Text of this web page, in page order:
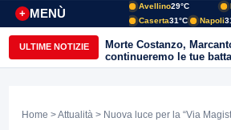
MENÙ
+
Avellino29°C
Caserta31°C Napoli
ULTIME NOTIZIE
Morte Costanzo,
continueremo le tue
Sannio
Home >Attualità > Nuova luce per la “Via